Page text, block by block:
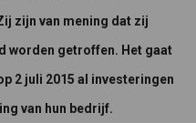
zijn van mening dat zij
worden getroffen. Het gaat
2 juli 2015 al investeringen
van hun bedrijf.